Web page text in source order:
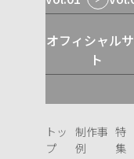
オフィシャル
ト
トッ
プ
制作事
例
特
集